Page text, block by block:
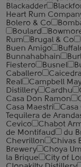
Blackadder
Heart Rum
Bolero & Co
Boulard
Rum
Brugal & Co
Buen Amigo
Bunnahabhain
Fiestero
Busnel
Caballero
Real
Campbell
Distillery
Cardhu
Casa Don Ramon
Casa Maestri
Tequilera de
Cevico
Chabot
de Montifaud
du
Chevrillon
Chivas
Brewery
Choya
la Brique
City of